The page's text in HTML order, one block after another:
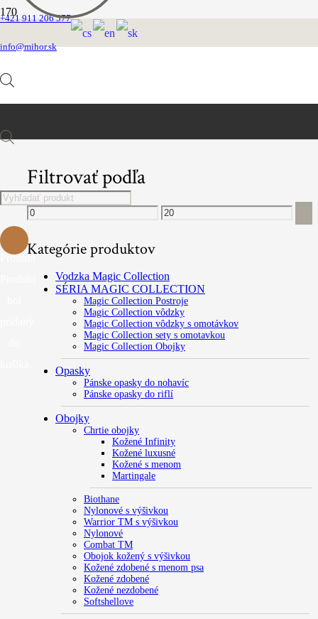
+421 911 206 577
info@mihor.sk
Products
search
Produkt
Kovový sortiment
Filtrovať podľa
Minimálna
cena
Maximálna
cena
Kategórie produktov
Vodzka Magic Collection
SÉRIA MAGIC COLLECTION
Magic Collection Postroje
Magic Collection vôdzky
Magic Collection vôdzky s omotávkov
Magic Collection sety s omotavkou
Magic Collection Obojky
Opasky
Pánske opasky do nohavíc
Pánske opasky do riflí
Obojky
Chrtie obojky
Kožené Infinity
Kožené luxusné
Kožené s menom
Martingale
Biothane
Nylonové s výšivkou
Warrior TM s výšivkou
Nylonové
Combat TM
Obojok kožený s výšivkou
Kožené zdobené s menom psa
Kožené zdobené
Kožené nezdobené
Softshellove